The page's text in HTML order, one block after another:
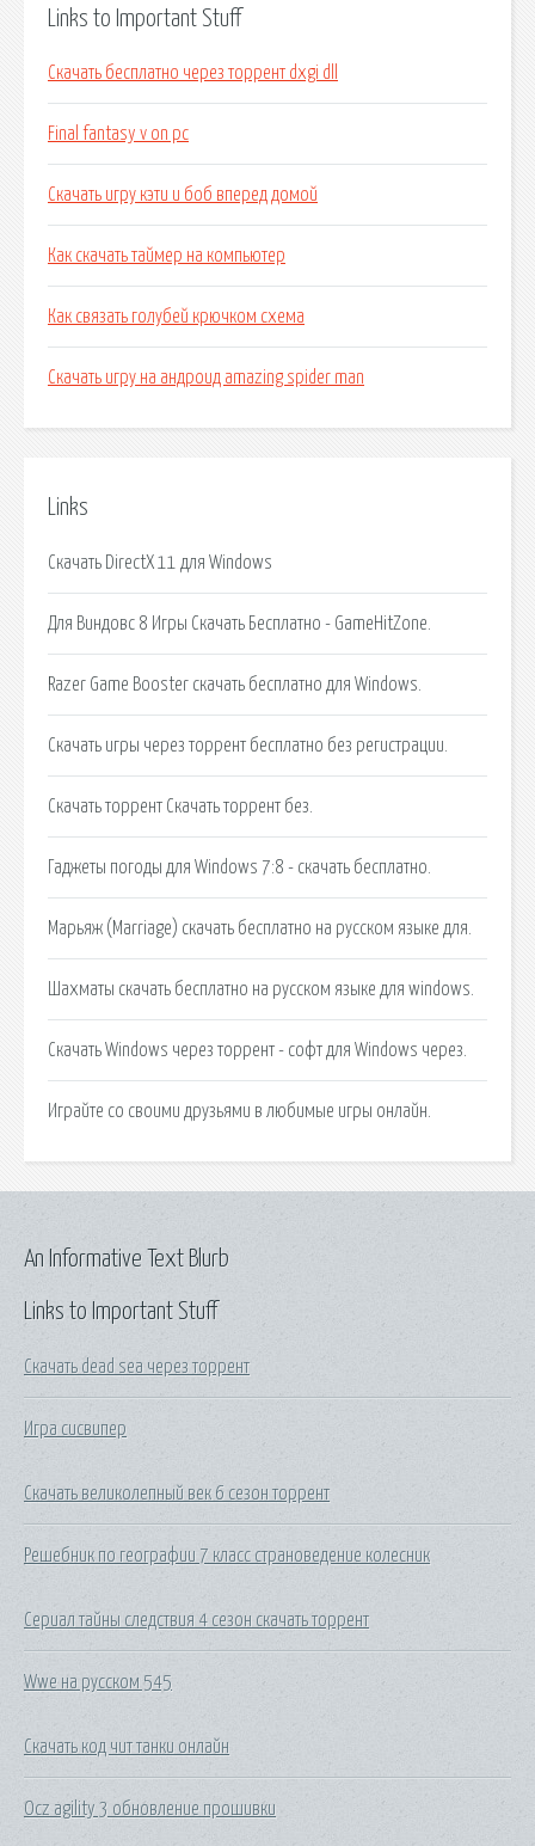
Links to Important Stuff
Скачать бесплатно через торрент dxgi dll
Final fantasy v on pc
Скачать игру кэти и боб вперед домой
Как скачать таймер на компьютер
Как связать голубей крючком схема
Скачать игру на андроид amazing spider man
Links
Скачать DirectX 11 для Windows
Для Виндовс 8 Игры Скачать Бесплатно - GameHitZone.
Razer Game Booster скачать бесплатно для Windows.
Скачать игры через торрент бесплатно без регистрации.
Скачать торрент Скачать торрент без.
Гаджеты погоды для Windows 7:8 - скачать бесплатно.
Марьяж (Marriage) скачать бесплатно на русском языке для.
Шахматы скачать бесплатно на русском языке для windows.
Скачать Windows через торрент - софт для Windows через.
Играйте со своими друзьями в любимые игры онлайн.
Links to Important Stuff
Скачать dead sea через торрент
Игра сисвипер
Скачать великолепный век 6 сезон торрент
Решебник по географии 7 класс страноведение колесник
Сериал тайны следствия 4 сезон скачать торрент
Wwe на русском 545
Скачать код чит танки онлайн
Ocz agility 3 обновление прошивки
An Informative Text Blurb